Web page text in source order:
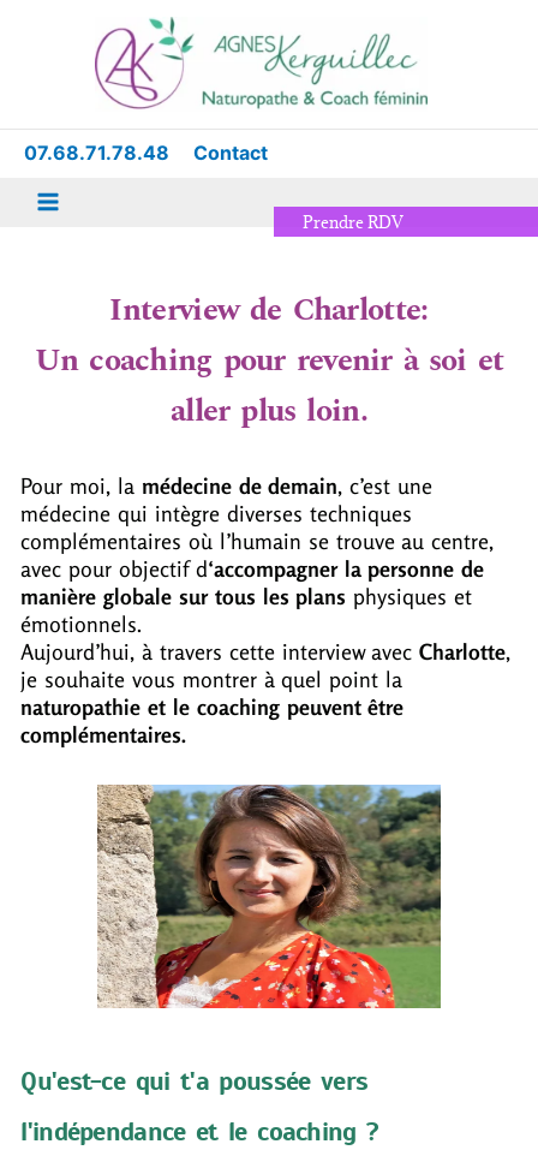
07.68.71.78.48 Contact
Menu
Prendre RDV
Interview de Charlotte:
Un coaching pour revenir à soi et
aller plus loin.
Pour moi, la médecine de demain, c’est une
médecine qui intègre diverses techniques
complémentaires où l’humain se trouve au centre,
avec pour objectif d‘accompagner la personne de
manière globale sur tous les plans physiques et
émotionnels.
Aujourd’hui, à travers cette interview avecCharlotte,
je souhaite vous montrer à quel point la
naturopathie et le coaching peuvent être
complémentaires.
Qu'est-ce qui t'a poussée vers
l'indépendance et le coaching ?